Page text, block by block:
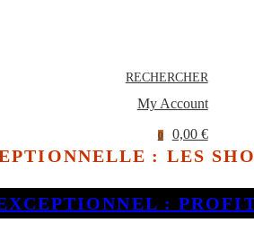
RECHERCHER
My Account
0 0,00 €
: LES
: